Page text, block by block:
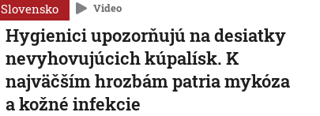
Slovensko Video
Hygienici upozorňujú na desiatky
nevyhovujúcich kúpalísk. K
najväčším hrozbám patria mykóza
a kožné infekcie